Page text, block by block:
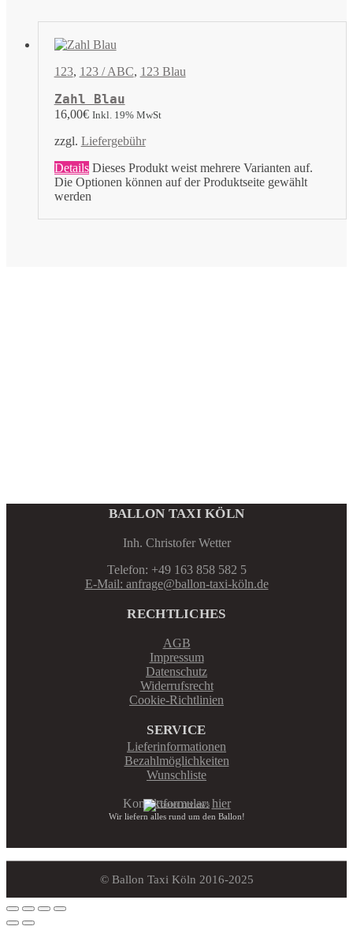
123, 123 / ABC, 123 Blau
Zahl Blau
16,00€ Inkl. 19% MwSt
zzgl. Liefergebühr
Details Dieses Produkt weist mehrere Varianten auf.
Die Optionen können auf der Produktseite gewählt
werden
BALLON TAXI KÖLN
Inh. Christofer Wetter
Telefon: +49 163 858 582 5
E-Mail: anfrage@ballon-taxi-köln.de
RECHTLICHES
AGB
Impressum
Datenschutz
Widerrufsrecht
Cookie-Richtlinien
SERVICE
Lieferinformationen
Bezahlmöglichkeiten
Wunschliste
Kontaktformular:hier
Wir liefern alles rund um den Ballon!
© Ballon Taxi Köln 2016-2025